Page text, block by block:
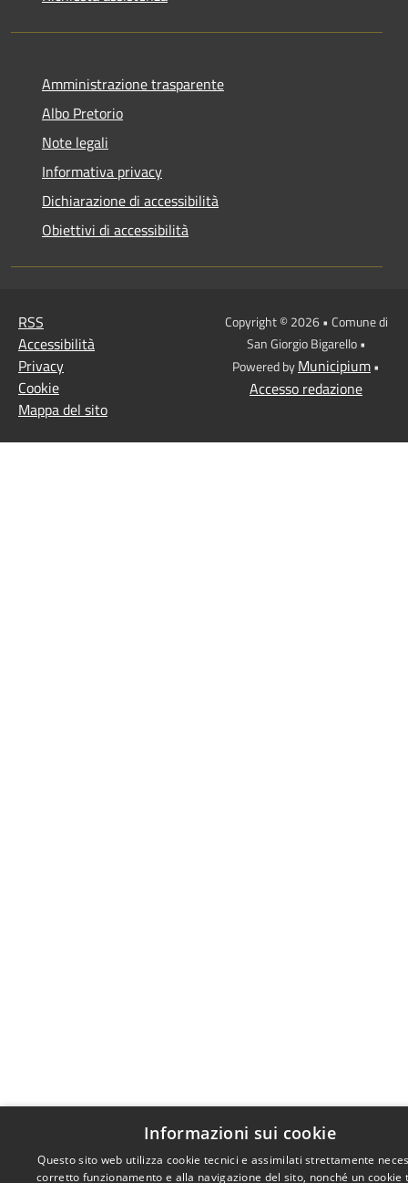
Amministrazione trasparente
Albo Pretorio
Note legali
Informativa privacy
Dichiarazione di accessibilità
Obiettivi di accessibilità
RSS
Accessibilità
Privacy
Cookie
Mappa del sito
Copyright © 2026 • Comune di
San Giorgio Bigarello •
Powered byMunicipium•
Accesso redazione
Informazioni sui cookie
Questo sito web utilizza cookie tecnici e assimilati strettamente
corretto funzionamento e alla navigazione del sito, nonché un cookie